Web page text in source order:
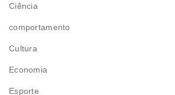
Ciência
comportamento
Cultura
Economia
Esporte